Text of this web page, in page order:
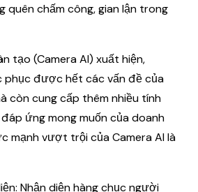
quên chấm công, gian lận trong
tạo (Camera AI) xuất hiện,
phục được hết các vấn đề của
còn cung cấp thêm nhiều tính
ứng mong muốn của doanh
mạnh vượt trội của Camera AI là
Nhận diện hàng chục người